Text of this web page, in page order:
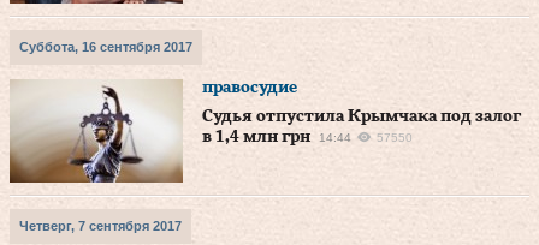
Суббота, 16 сентября 2017
правосудие
Судья отпустила Крымчака под залог
в 1,4 млн грн
14:44 57550
Четверг, 7 сентября 2017